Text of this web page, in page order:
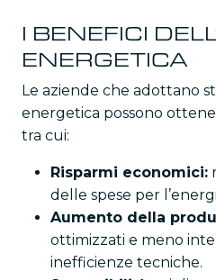
I BENEFICI
ENERGETICA
Le aziende che adottano
energetica possono
tra cui:
Risparmi economici:
delle spese per
Aumento della
ottimizzati e meno
inefficienze tecniche.